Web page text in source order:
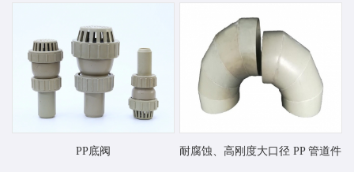
PP底阀 耐腐蚀、高刚度大口径 PP 管道件